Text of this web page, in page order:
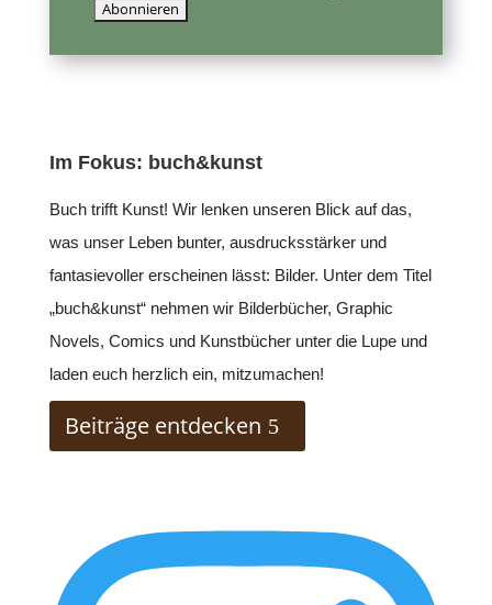
Im Fokus: buch&kunst
Buch trifft Kunst! Wir lenken unseren Blick auf das,
was unser Leben bunter, ausdrucksstärker und
fantasievoller erscheinen lässt: Bilder. Unter dem Titel
„buch&kunst“ nehmen wir Bilderbücher, Graphic
Novels, Comics und Kunstbücher unter die Lupe und
laden euch herzlich ein, mitzumachen!
Beiträge entdecken